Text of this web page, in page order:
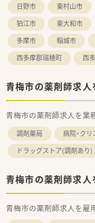
日野市
東村山市
狛江市
東大和市
多摩市
稲城市
西多摩郡瑞穂町
西
青梅市の薬剤師求人
青梅市の薬剤師求人を業
調剤薬局 病院・ク
ドラッグストア(調剤あり)
青梅市の薬剤師求
青梅市の薬剤師求人を雇